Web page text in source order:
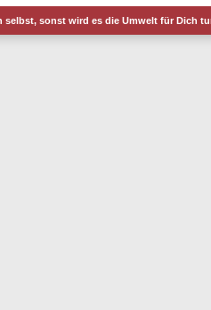
selbst, sonst wird es die Umwelt für Dich